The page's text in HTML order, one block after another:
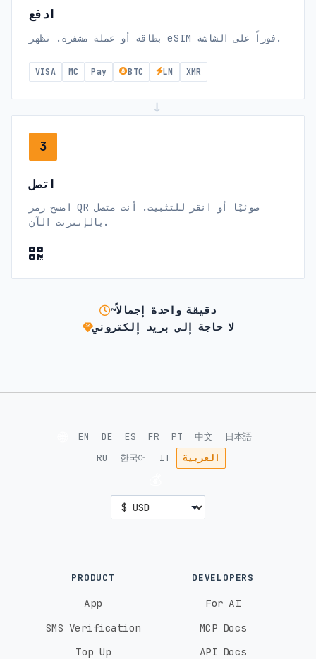
ادفع
بطاقة أو عملة مشفرة. تظهر eSIM فوراً على الشاشة.
VISA MC Pay BTC LN XMR
3
اتصل
امسح رمز QR ضوئيًا أو انقر للتثبيت. أنت متصل
بالإنترنت الآن.
~دقيقة واحدة إجمالاً
لا حاجة إلى بريد إلكتروني
EN DE ES FR PT 中文
日本語
RU
한국어 IT العربية
PRODUCT
App
SMS Verification
Top Up
DEVELOPERS
For AI
MCP Docs
API Docs